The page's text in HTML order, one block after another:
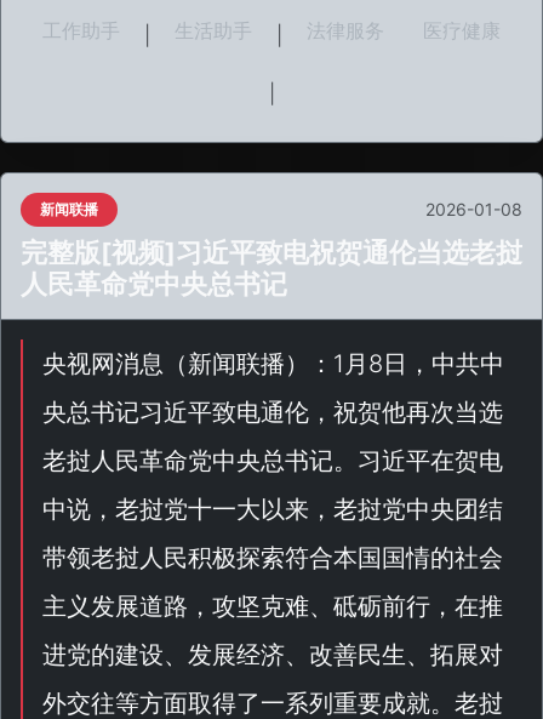
工作助手 生活助手 法律服务 医疗健康
新闻联播 2026-01-08
完整版[视频]习近平致电祝贺通伦当选老挝
人民革命党中央总书记
央视网消息（新闻联播）：1月8日，中共中
央总书记习近平致电通伦，祝贺他再次当选
老挝人民革命党中央总书记。习近平在贺电
中说，老挝党十一大以来，老挝党中央团结
带领老挝人民积极探索符合本国国情的社会
主义发展道路，攻坚克难、砥砺前行，在推
进党的建设、发展经济、改善民生、拓展对
外交往等方面取得了一系列重要成就。老挝